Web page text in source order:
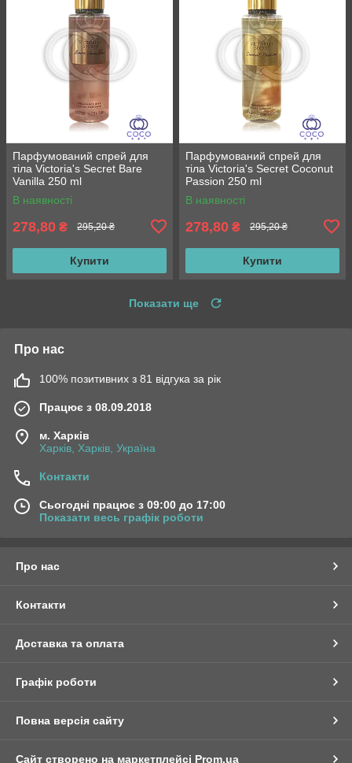
Парфумований спрей для
тіла Victoria's Secret Bare
Vanilla 250 ml
В наявності
278,80 ₴ 295,20 ₴
Купити
Парфумований спрей для
тіла Victoria's Secret Coconut
Passion 250 ml
В наявності
278,80 ₴ 295,20 ₴
Купити
Показати ще
Про нас
100% позитивних з 81 відгука за рік
Працює з 08.09.2018
м. Харків
Харків, Харків, Україна
Контакти
Сьогодні працює з 09:00 до 17:00
Показати весь графік роботи
Про нас
Контакти
Доставка та оплата
Графік роботи
Повна версія сайту
Сайт створено на маркетплейсі Prom.ua